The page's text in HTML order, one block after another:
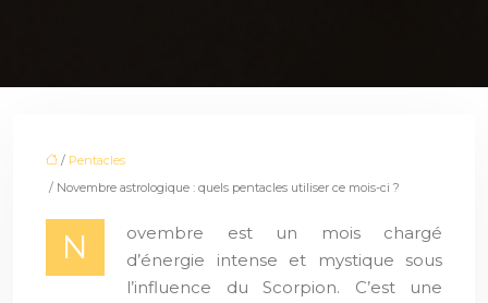
/ Pentacles
/ Novembre astrologique : quels pentacles utiliser ce mois-ci ?
N
ovembre est un mois chargé
d’énergie intense et mystique sous
l’influence du Scorpion. C’est une